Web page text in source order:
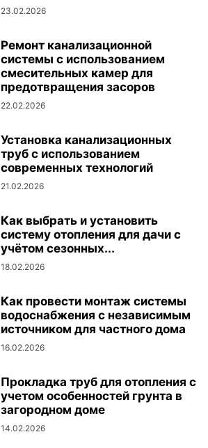
23.02.2026
Ремонт канализационной
системы с использованием
смесительных камер для
предотвращения засоров
22.02.2026
Установка канализационных
труб с использованием
современных технологий
21.02.2026
Как выбрать и установить
систему отопления для дачи с
учётом сезонных...
18.02.2026
Как провести монтаж системы
водоснабжения с независимым
источником для частного дома
16.02.2026
Прокладка труб для отопления с
учетом особенностей грунта в
загородном доме
14.02.2026